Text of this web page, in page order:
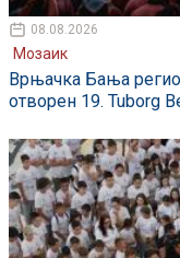
08.08.2026
Мозаик
Врњачка Бања
отворен 19. Tuborg